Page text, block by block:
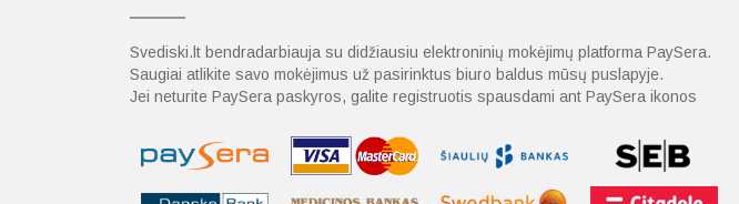
Svediski.lt bendradarbiauja su didžiausiu elektroninių mokėjimų platforma PaySera.
Saugiai atlikite savo mokėjimus už pasirinktus biuro baldus mūsų puslapyje.
Jei neturite PaySera paskyros, galite registruotis spausdami ant PaySera ikonos